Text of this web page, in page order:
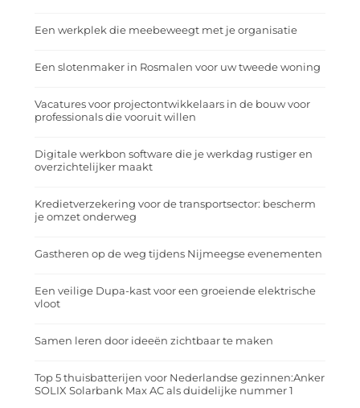
Een werkplek die meebeweegt met je organisatie
Een slotenmaker in Rosmalen voor uw tweede woning
Vacatures voor projectontwikkelaars in de bouw voor
professionals die vooruit willen
Digitale werkbon software die je werkdag rustiger en
overzichtelijker maakt
Kredietverzekering voor de transportsector: bescherm
je omzet onderweg
Gastheren op de weg tijdens Nijmeegse evenementen
Een veilige Dupa-kast voor een groeiende elektrische
vloot
Samen leren door ideeën zichtbaar te maken
Top 5 thuisbatterijen voor Nederlandse gezinnen:Anker
SOLIX Solarbank Max AC als duidelijke nummer 1